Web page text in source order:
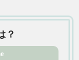
？